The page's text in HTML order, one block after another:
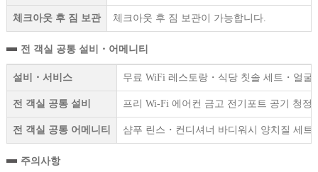
체크아웃 후 짐 보관 체크아웃 후 짐 보관이 가능합니다.
전 객실 공통 설비・어메니티
설비・서비스 무료 WiFi 레스토랑・식당 칫솔 세트・얼
전 객실 공통 설비 프리 Wi-Fi 에어컨 금고 전기포트 공기 청
전 객실 공통 어메니티 샴푸 린스・컨디셔너 바디워시 양치질 세트
주의사항